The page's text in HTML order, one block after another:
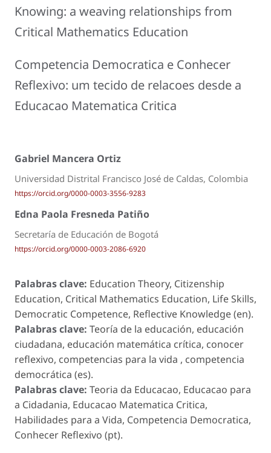
Knowing: a weaving relationships from
Critical Mathematics Education
Competencia Democratica e Conhecer
Reflexivo: um tecido de relacoes desde a
Educacao Matematica Critica
Gabriel Mancera Ortiz
Universidad Distrital Francisco José de Caldas, Colombia
https://orcid.org/0000-0003-3556-9283
Edna Paola Fresneda Patiño
Secretaría de Educación de Bogotá
https://orcid.org/0000-0003-2086-6920
Palabras clave: Education Theory, Citizenship
Education, Critical Mathematics Education, Life Skills,
Democratic Competence, Reflective Knowledge (en).
Palabras clave: Teoría de la educación, educación
ciudadana, educación matemática crítica, conocer
reflexivo, competencias para la vida , competencia
democrática (es).
Palabras clave: Teoria da Educacao, Educacao para
a Cidadania, Educacao Matematica Critica,
Habilidades para a Vida, Competencia Democratica,
Conhecer Reflexivo (pt).